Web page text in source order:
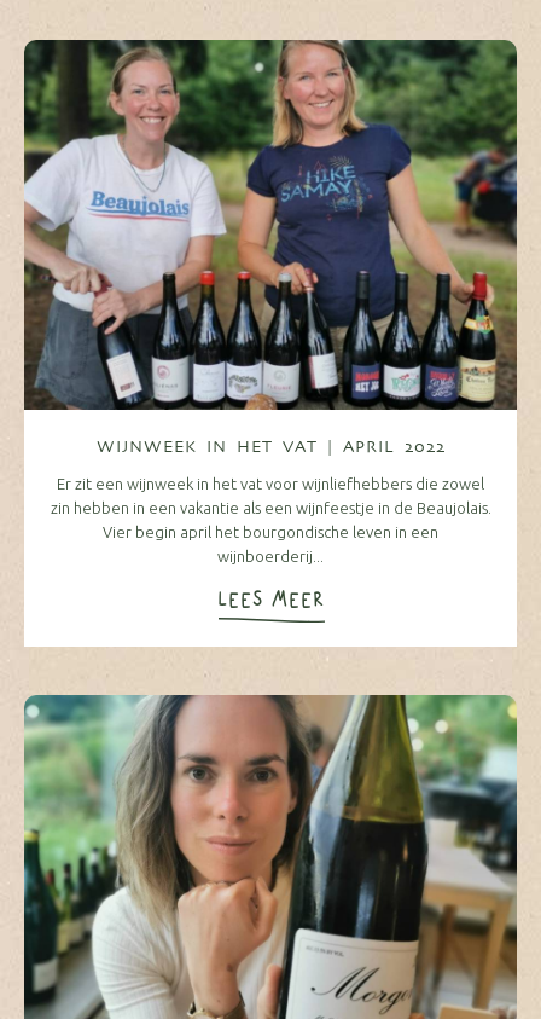
WIJNWEEK IN HET VAT | APRIL 2022
Er zit een wijnweek in het vat voor wijnliefhebbers die zowel
zin hebben in een vakantie als een wijnfeestje in de Beaujolais.
Vier begin april het bourgondische leven in een
wijnboerderij...
LEES MEER